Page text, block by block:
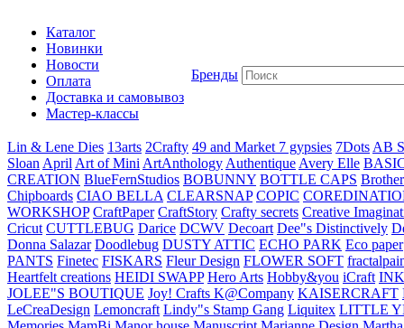
Каталог
Новинки
Новости
Оплата
Доставка и самовывоз
Мастер-классы
Бренды
Lin & Lene Dies 13arts 2Crafty 49 and Market 7 gypsies 7Dots AB
Sloan April Art of Mini ArtAnthology Authentique Avery Elle
CREATION BlueFernStudios BOBUNNY BOTTLE CAPS Brother
Chipboards CIAO BELLA CLEARSNAP COPIC
WORKSHOP CraftPaper CraftStory Crafty secrets Creative
Cricut CUTTLEBUG Darice DCWV Decoart Dee"s Distinctively
Donna Salazar Doodlebug DUSTY ATTIC ECHO PARK Eco paper
PANTS Finetec FISKARS Fleur Design FLOWER SOFT
Heartfelt creations HEIDI SWAPP Hero Arts Hobby&you iCraft
JOLEE"S BOUTIQUE Joy! Crafts K@Company KAISERCRAFT
LeCreaDesign Lemoncraft Lindy"s Stamp Gang Liquitex LITTLE